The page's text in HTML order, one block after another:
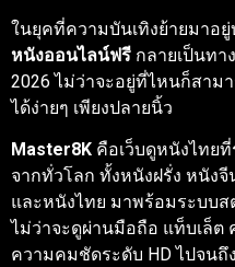
ในยุคที่ความบันเทิงย้ายมาอ
หนังออนไลน์ฟรี กลายเป็นท
2026 ไม่ว่าจะอยู่ที่ไหนก็สามา
ได้ง่ายๆ เพียงปลายนิ้ว
Master8K คือเว็บดูหนังไทย
จากทั่วโลก ทั้งหนังฝรั่ง หนังจี
และหนังไทย มาพร้อมระบบ
ไม่ว่าจะดูผ่านมือถือ แท็บเล็ต
ความคมชัดระดับ HD ไปจนถึ